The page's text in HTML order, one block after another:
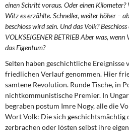
einen Schritt voraus. Oder einen
Witz es erzählte. Schneller, weiter höher –
beschloss wird sein. Und das Volk?
VOLKSEIGENER BETRIEB Aber was,
das Eigentum?
Selten haben geschichtliche
friedlichen Verlauf genommen. Hier
samtene Revolution. Runde Tische, in
nichtkommunistische Premier. In
begraben postum Imre Nogy, alle die
Wort Volk: Die sich geschichtsmächtig
zerbrachen oder lösten selbst ihre